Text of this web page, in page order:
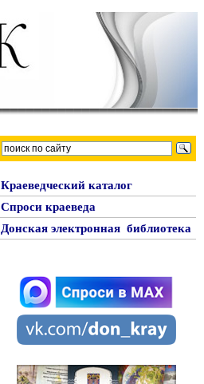
Краеведческий каталог
Спроси краеведа
Донская электронная библиотека